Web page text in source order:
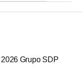
2026 Grupo SDP